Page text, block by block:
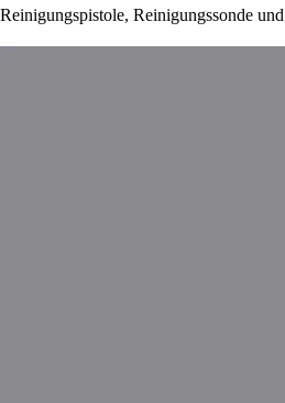
Reinigungspistole, Reinigungssonde